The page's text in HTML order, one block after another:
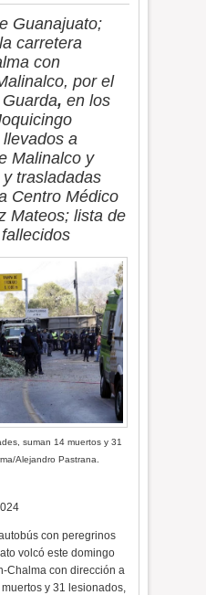
Guanajuato;
carretera
con
por el
,en los
a
Malinalco y
trasladadas
Centro Médico
Mateos; lista de
suman 14 muertos y 31
Alejandro Pastrana.
con peregrinos
volcó este domingo
Chalma con dirección a
y 31 lesionados,